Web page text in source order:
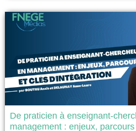
voir
De praticien à enseignant-
management : enjeux,